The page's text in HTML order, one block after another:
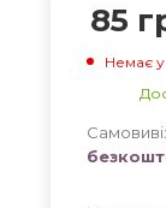
85
Немає